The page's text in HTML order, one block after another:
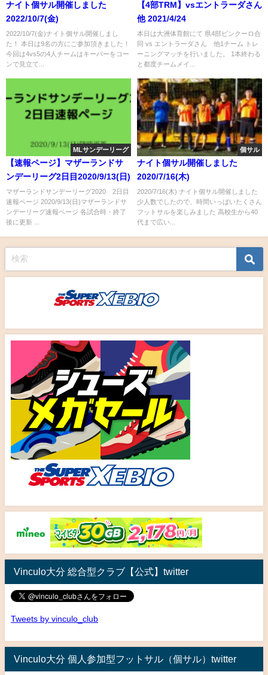
ナイト個サル開催しました
2022/10/7(金)
2022/10/7(金)ナイト個サル開催しまし
た！ 本日は9名の方にご参加頂きました！
今回は4vs5の4人チームはキーパーをコー
ンで見立て...
【4部TRM】vsエントラーダさん
他 2021/4/24
本日は大洲体育館にて 県4部ビンクーロ合
同 vs エントラーダさん 他1チーム トレ
ーニングマッチを行いました。 1本終わる
と都度チームメイ...
MLサンデーリーグ
【速報ページ】マザーランドサ
ンデーリーグ2日目2020/9/13(日)
マザーランドサンデーリーグ2020 2日目
速報ページ 2020/9/13(日)マザーランドサ
ンデーリーグ速報ページ 各試合時・終了
後に更新 ...
個サル
ナイト個サル開催しました
2020/7/16(木)
2020/7/16(木) ナイト個サル開催しました
少人数でしたので、時間いっぱいたくさん
フットサルを楽しみました 高校生から40
代まで広い...
Vinculo大分 総合型クラブ【公式】twitter
Tweets by vinculo_club
Vinculo大分 個人参加型フットサル（個サル）twitter